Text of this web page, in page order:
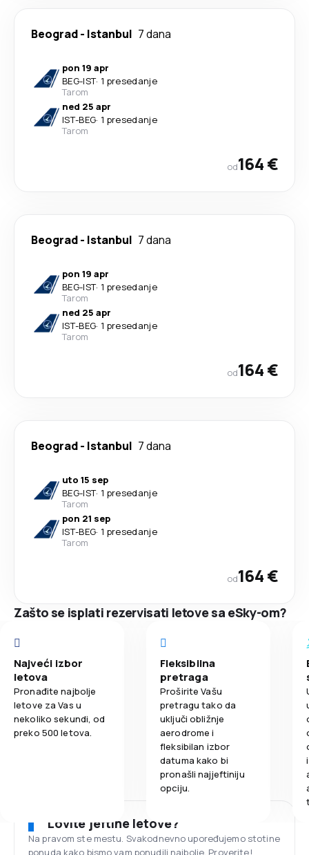
Beograd- Istanbul 7 dana
pon 19 apr
BEG-IST· 1 presedanje
Tarom
ned 25 apr
IST-BEG· 1 presedanje
Tarom
od164 €
Beograd- Istanbul 7 dana
pon 19 apr
BEG-IST· 1 presedanje
Tarom
ned 25 apr
IST-BEG· 1 presedanje
Tarom
od164 €
Beograd- Istanbul 7 dana
uto 15 sep
BEG-IST· 1 presedanje
Tarom
pon 21 sep
IST-BEG· 1 presedanje
Tarom
od164 €
Zašto se isplati rezervisati letove sa eSky-om?
Najveći izbor
letova
Pronađite najbolje
letove za Vas u
nekoliko sekundi, od
preko 500 letova.
Fleksibilna
pretraga
Proširite Vašu
pretragu tako da
uključi obližnje
aerodrome i
fleksibilan izbor
datuma kako bi
pronašli najjeftiniju
opciju.
Lovite jeftine letove?
Na pravom ste mestu. Svakodnevno upoređujemo stotine
ponuda kako bismo vam ponudili najbolje. Proverite!